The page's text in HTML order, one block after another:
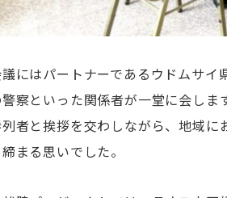
にはパートナーであるウドムサ
察といった関係者が一堂に会します
者と挨拶を交わしながら、地域
まる思いでした。